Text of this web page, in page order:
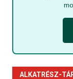
ALKATRÉSZ-